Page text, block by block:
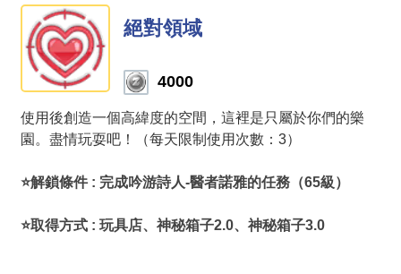
絕對領域
4000
使用後創造一個高緯度的空間，這裡是只屬於你們的樂
園。盡情玩耍吧！（每天限制使用次數：3）
⭐解鎖條件 : 完成吟游詩人-醫者諾雅的任務（65級）
⭐取得方式 : 玩具店、神秘箱子2.0、神秘箱子3.0